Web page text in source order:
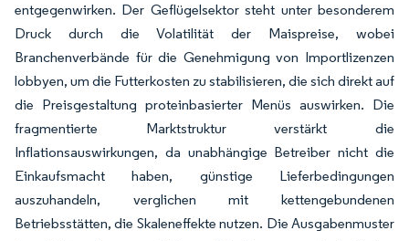
entgegenwirken. Der Geflügelsektor steht unter besonderem
Druck durch die Volatilität der Maispreise, wobei
Branchenverbände für die Genehmigung von Importlizenzen
lobbyen, um die Futterkosten zu stabilisieren, die sich direkt auf
die Preisgestaltung proteinbasierter Menüs auswirken. Die
fragmentierte Marktstruktur verstärkt die
Inflationsauswirkungen, da unabhängige Betreiber nicht die
Einkaufsmacht haben, günstige Lieferbedingungen
auszuhandeln, verglichen mit kettengebundenen
Betriebsstätten, die Skaleneffekte nutzen. Die Ausgabenmuster